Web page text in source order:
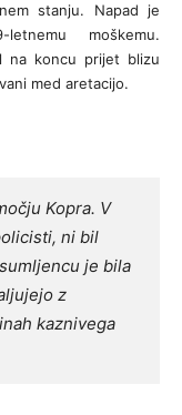
stanju. Napad je
moškemu.
na koncu prijet blizu
med aretacijo.
Kopra. V
ni bil
je bila
z
kaznivega